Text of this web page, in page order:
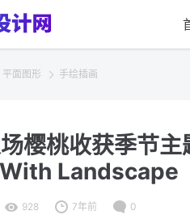
平面图形 手绘插画
樱桃收获季节
Landscape
928 7年前 0